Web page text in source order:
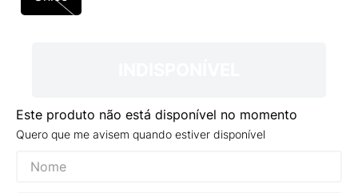
Este produto não está disponível no momento
Quero que me avisem quando estiver disponível
VANS TÊNIS VANS ULTRARANGE